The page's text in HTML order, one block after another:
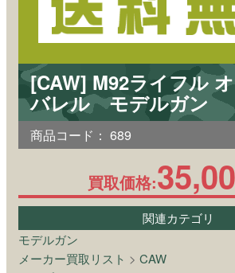
[CAW] M92ライフル
バレル モデルガン
商品コード： 689
買取価格:
関連カテゴリ
モデルガン
メーカー買取リスト > CAW